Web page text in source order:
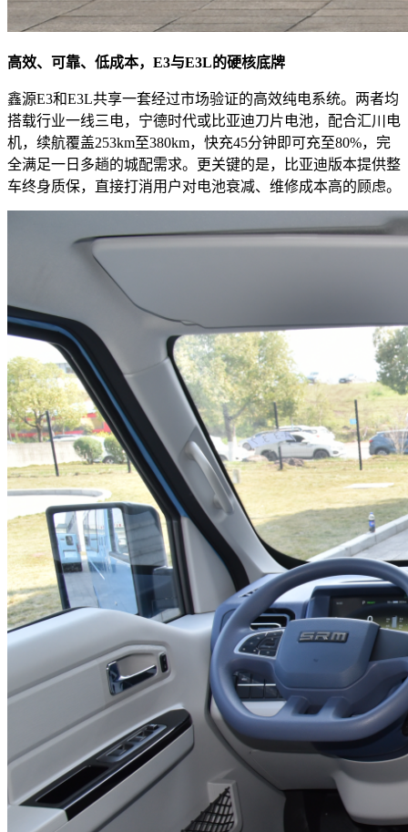
高效、可靠、低成本，E3与E3L的硬核底牌
鑫源E3和E3L共享一套经过市场验证的高效纯电系统。两者均
搭载行业一线三电，宁德时代或比亚迪刀片电池，配合汇川电
机，续航覆盖253km至380km，快充45分钟即可充至80%，完
全满足一日多趟的城配需求。更关键的是，比亚迪版本提供整
车终身质保，直接打消用户对电池衰减、维修成本高的顾虑。